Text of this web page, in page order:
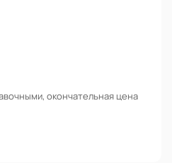
окончательная цена